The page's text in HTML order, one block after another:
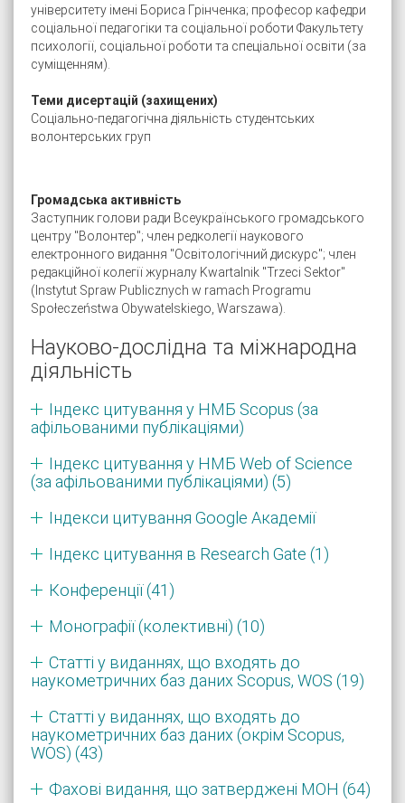
університету імені Бориса Грінченка; професор кафедри
соціальної педагогіки та соціальної роботи Факультету
психології, соціальної роботи та спеціальної освіти (за
суміщенням).
Теми дисертацій (захищених)
Соціально-педагогічна діяльність студентських
волонтерських груп
Громадська активність
Заступник голови ради Всеукраїнського громадського
центру "Волонтер"; член редколегії наукового
електронного видання "Освітологічний дискурс"; член
редакційної колегії журналу Kwartalnik "Trzeci Sektor"
(Instytut Spraw Publicznych w ramach Programu
Społeczeństwa Obywatelskiego, Warszawa).
Науково-дослідна та міжнародна
діяльність
Індекс цитування у НМБ Scopus (за
афільованими публікаціями)
Індекс цитування у НМБ Web of Science
(за афільованими публікаціями) (5)
Індекси цитування Google Академії
Індекс цитування в Research Gate (1)
Конференції (41)
Монографії (колективні) (10)
Статті у виданнях, що входять до
наукометричних баз даних Scopus, WOS (19)
Статті у виданнях, що входять до
наукометричних баз даних (окрім Scopus,
WOS) (43)
Фахові видання, що затверджені МОН (64)